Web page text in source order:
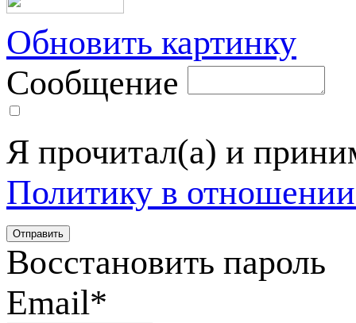
Обновить картинку
Сообщение
Я прочитал(а) и
Политику в
Восстановить пароль
Email*